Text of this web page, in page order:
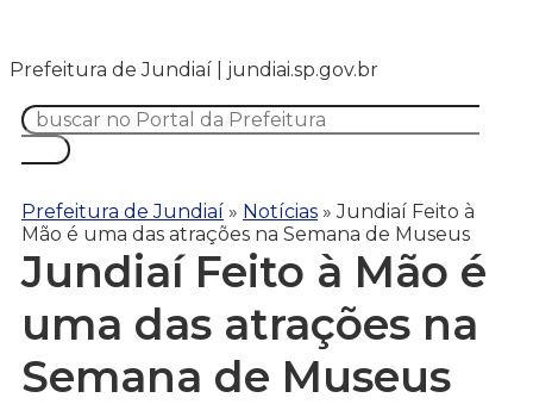
Prefeitura de Jundiaí | jundiai.sp.gov.br
Prefeitura de Jundiaí » Notícias »Jundiaí Feito à
Mão é uma das atrações na Semana de Museus
Jundiaí Feito à Mão é
uma das atrações na
Semana de Museus